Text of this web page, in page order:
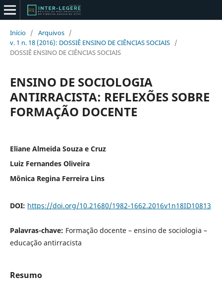
Início / Arquivos /
v. 1 n. 18 (2016): DOSSIÊ ENSINO DE CIÊNCIAS SOCIAIS /
DOSSIÊ ENSINO DE CIÊNCIAS SOCIAIS
ENSINO DE SOCIOLOGIA
ANTIRRACISTA: REFLEXÕES SOBRE
FORMAÇÃO DOCENTE
Eliane Almeida Souza e Cruz
Luiz Fernandes Oliveira
Mônica Regina Ferreira Lins
DOI: https://doi.org/10.21680/1982-1662.2016v1n18ID10813
Palavras-chave: Formação docente – ensino de sociologia –
educação antirracista
Resumo